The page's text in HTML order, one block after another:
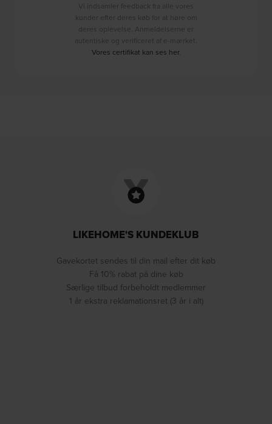
Vi indsamler feedback fra alle vores
kunder efter deres køb for at høre om
deres oplevelse. Anmeldelserne er
autentiske og verificeret af e-mærket.
Vores certifikat kan ses her.
LIKEHOME'S KUNDEKLUB
Gavekortet sendes til din mail efter dit køb
Få 10% rabat på dine køb
Særlige tilbud forbeholdt medlemmer
1 år ekstra reklamationsret (3 år i alt)